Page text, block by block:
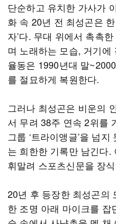
단순하고 유치한 가사가
화 속 20년 전 최성곤은
자’다. 무대 위에서 촉촉
며 노래하는 모습, 거기에
율동은 1990년대 말
를 절묘하게 복원한다.
그러나 최성곤은 비운의
서 무려 38주 연속 2위를
그룹 ‘트라이앵글’을 넘지
는 희한한 기록만 남긴다.
휘말려 스포츠신문을 장
20년 후 등장한 최성곤의
한 조명 아래 마이크를 잡